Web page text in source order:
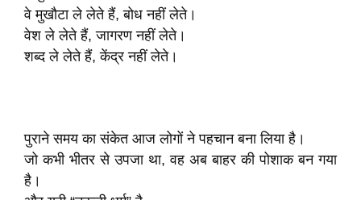
वे मुखौटा ले लेते हैं, बोध नहीं लेते।
वेश ले लेते हैं, जागरण नहीं लेते।
शब्द ले लेते हैं, केंद्र नहीं लेते।
पुराने समय का संकेत आज लोगों ने पहचान बना लिया है।
जो कभी भीतर से उपजा था, वह अब बाहर की पोशाक बन गया
है।